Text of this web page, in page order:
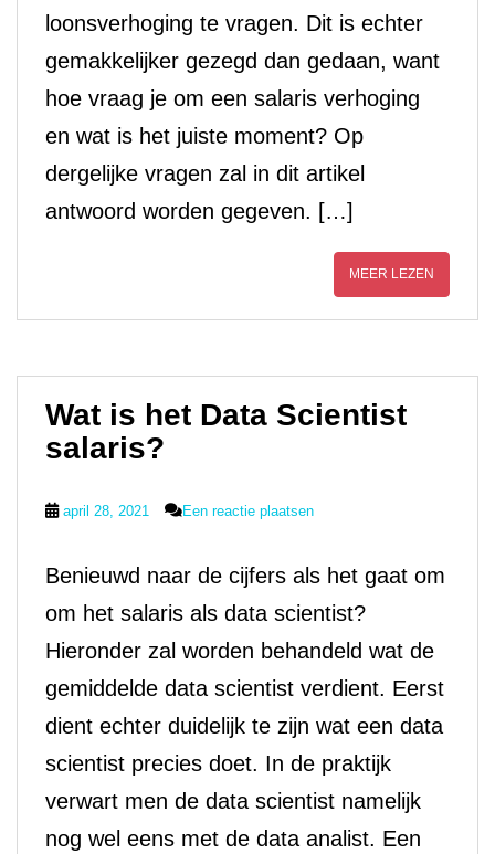
loonsverhoging te vragen. Dit is echter
gemakkelijker gezegd dan gedaan, want
hoe vraag je om een salaris verhoging
en wat is het juiste moment? Op
dergelijke vragen zal in dit artikel
antwoord worden gegeven. […]
MEER LEZEN
Wat is het Data Scientist
salaris?
april 28, 2021 Een reactie plaatsen
Benieuwd naar de cijfers als het gaat om
om het salaris als data scientist?
Hieronder zal worden behandeld wat de
gemiddelde data scientist verdient. Eerst
dient echter duidelijk te zijn wat een data
scientist precies doet. In de praktijk
verwart men de data scientist namelijk
nog wel eens met de data analist. Een